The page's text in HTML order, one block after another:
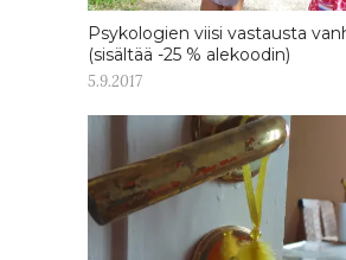
Psykologien viisi vastausta
(sisältää -25 % alekoodin)
5.9.2017